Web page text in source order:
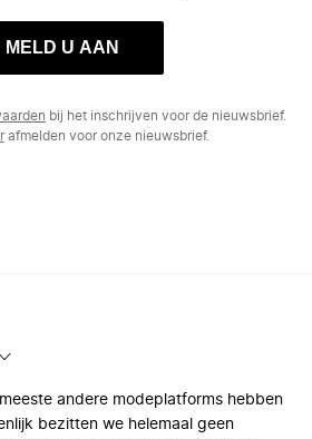
MELD U AAN
bij het inschrijven voor de nieuwsbrief.
afmelden voor onze nieuwsbrief.
andere modeplatforms hebben
bezitten we helemaal geen